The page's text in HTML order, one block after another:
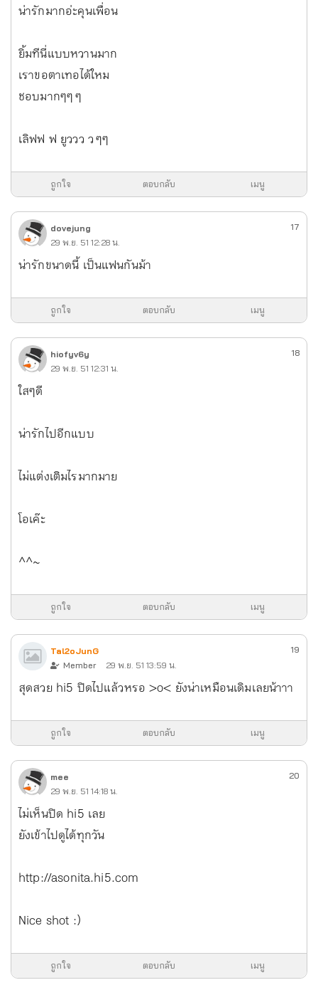
น่ารักมากอ่ะคุนเพื่อน
ยิ้มทีนี่แบบหวานมาก
เราขอตาเทอได้ใหม
ชอบมากๆๆ ๆ
เลิฟฟ ฟ ยูววว ว ๆๆ
ถูกใจ ตอบกลับ เมนู
dovejung
29 พ.ย. 51 12:28 น.
17
น่ารักขนาดนี้ เป็นแฟนกันม้า
ถูกใจ ตอบกลับ เมนู
hiofyv6y
29 พ.ย. 51 12:31 น.
18
ใสๆดี
น่ารักไปอีกแบบ
ไม่แต่งเติมไรมากมาย
โอเค๊ะ
^^~
ถูกใจ ตอบกลับ เมนู
Tal2oJunG
Member
29 พ.ย. 51 13:59 น.
19
สุดสวย hi5 ปิดไปแล้วหรอ >o< ยังน่าเหมือนเดิมเลยน้าาา
ถูกใจ ตอบกลับ เมนู
mee
29 พ.ย. 51 14:18 น.
20
ไม่เห็นปิด hi5 เลย
ยังเข้าไปดูได้ทุกวัน
http://asonita.hi5.com
Nice shot :)
ถูกใจ ตอบกลับ เมนู